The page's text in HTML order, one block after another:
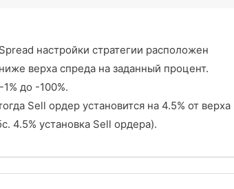
настройки стратегии расположен
верха спреда на заданный процент.
до -100%.
Sell ордер установится на 4.5% от верха
4.5% установка Sell ордера).